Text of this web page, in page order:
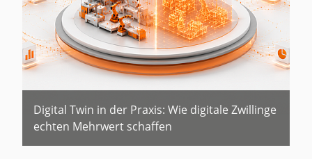
Digital Twin in der Praxis: Wie digitale Zwillinge
echten Mehrwert schaffen